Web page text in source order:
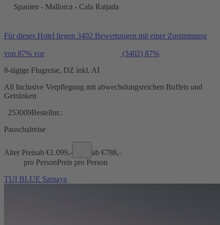
Spanien - Mallorca - Cala Ratjada
Für dieses Hotel liegen 3402 Bewertungen mit einer Zustimmung
von 87% vor (3402) 87%
8-tägige Flugreise, DZ inkl. AI
All Inclusive Verpflegung mit abwechslungsreichen Buffets und
Getränken
253009Bestellnr.:
Pauschalreise
Alter Preisab €1.099,- ab €788,-
pro PersonPreis pro Person
TUI BLUE Samaya